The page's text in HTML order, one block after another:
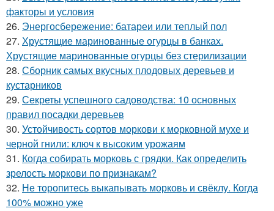
факторы и условия
26. Энергосбережение: батареи или теплый пол
27. Хрустящие маринованные огурцы в банках.
Хрустящие маринованные огурцы без стерилизации
28. Сборник самых вкусных плодовых деревьев и
кустарников
29. Секреты успешного садоводства: 10 основных
правил посадки деревьев
30. Устойчивость сортов моркови к морковной мухе и
черной гнили: ключ к высоким урожаям
31. Когда собирать морковь с грядки. Как определить
зрелость моркови по признакам?
32. Не торопитесь выкапывать морковь и свёклу. Когда
100% можно уже